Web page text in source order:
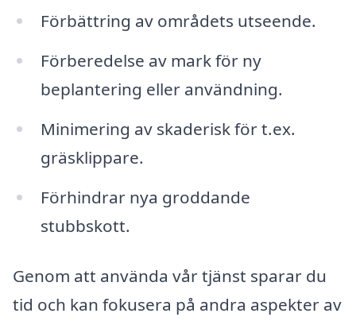
Förbättring av områdets utseende.
Förberedelse av mark för ny
beplantering eller användning.
Minimering av skaderisk för t.ex.
gräsklippare.
Förhindrar nya groddande
stubbskott.
Genom att använda vår tjänst sparar du
tid och kan fokusera på andra aspekter av